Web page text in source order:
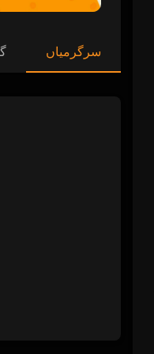
سرگرمیاں